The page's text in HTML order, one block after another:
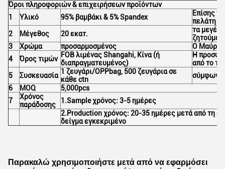
Όροι πληροφοριών & επιχειρήσεων προϊόντων
1
Υλικό 95% βαμβάκι & 5% Spandex
Επίσης
πελάτη
2
Μέγεθος 20 εκατ.
τα
3
Χρώμα προσαρμοσμένος
Ο
4
Όρος τιμών FOB λιμένας Shangahi, Κίνα (ή
διαπραγματευμένος)
Η
από το
5
Συσκευασία 1 ζευγάρι/OPPbag, 500 ζευγάρια σε
κάθε ctn
σύμφωνα
6
MOQ
5,000pcs
7
Χρόνος
παράδοσης
1.Sample χρόνος: 3-5 ημέρες
2.Production χρόνος: 20-35 ημέρες μετά από τη
δείγμα εγκεκριμένο
Παρακαλώ χρησιμοποιήστε μετά από να εφαρμόσει